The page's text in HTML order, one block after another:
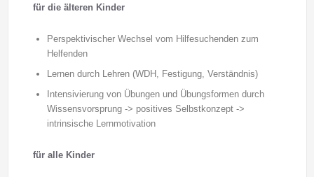
für die älteren Kinder
Perspektivischer Wechsel vom Hilfesuchenden zum
Helfenden
Lernen durch Lehren (WDH, Festigung, Verständnis)
Intensivierung von Übungen und Übungsformen durch
Wissensvorsprung -> positives Selbstkonzept ->
intrinsische Lernmotivation
für alle Kinder